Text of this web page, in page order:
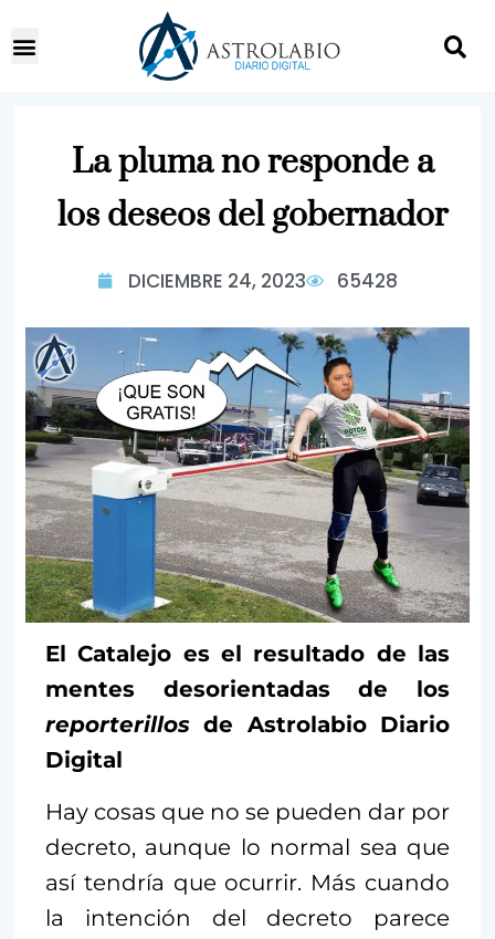
La pluma no responde a
los deseos del gobernador
DICIEMBRE 24, 2023 65428
El Catalejo es el resultado de las
mentes desorientadas de los
reporterillos de Astrolabio Diario
Digital
Hay cosas que no se pueden dar por
decreto, aunque lo normal sea que
así tendría que ocurrir. Más cuando
la intención del decreto parece